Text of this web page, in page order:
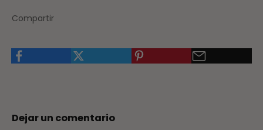
Compartir
Dejar un comentario